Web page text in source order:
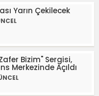
Yarın Çekilecek
Bizim" Sergisi,
Merkezinde Açıldı